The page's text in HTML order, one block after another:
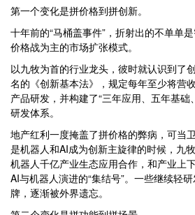
第一个变化是拼价格到拼创新。
十年前的“马桶盖事件”，折射出的不单单
价格战为主的市场扩张模式。
以九牧为首的行业龙头，彼时就认识到了
名的《创新基本法》，规定每年至少将营
产品研发，并构建了“三年应用、五年基础
研发体系。
地产红利一度掩盖了拼价格的弊病，可当
是机器人和AI成为创新主旋律的时候，九
机器人千亿产业生态应用合作，和产业上
AI与机器人演进的“集结号”。一些继续轻
牌，逐渐被外界遗忘。